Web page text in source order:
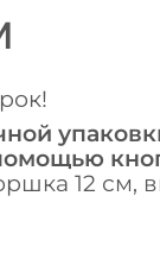
12 см,